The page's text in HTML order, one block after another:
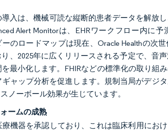
入は、機械可読な縦断的患者データを解放
Alert Monitorは、EHRワークフロー内に
のロードマップは現在、Oracle Healthの次
、2025年に広くリリースされる予定で、音
最小化します。FHIRなどの標準化の取り組
ャップ分析を促進します。規制当局がデジ
ノーボール効果が生じています。
ームの成熟
機器を承認しており、これは臨床利用にお